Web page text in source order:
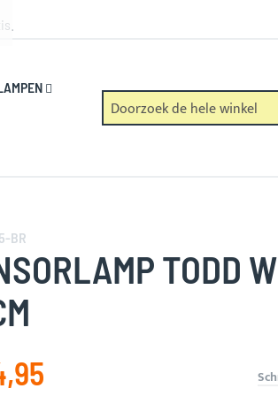
Https verbinding en
Zoek
BR
TODD